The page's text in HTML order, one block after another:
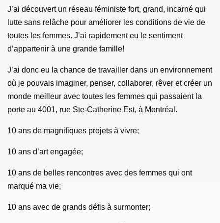
J’ai découvert un réseau féministe fort, grand, incarné qui
lutte sans relâche pour améliorer les conditions de vie de
toutes les femmes. J’ai rapidement eu le sentiment
d’appartenir à une grande famille!
J’ai donc eu la chance de travailler dans un environnement
où je pouvais imaginer, penser, collaborer, rêver et créer un
monde meilleur avec toutes les femmes qui passaient la
porte au 4001, rue Ste-Catherine Est, à Montréal.
10 ans de magnifiques projets à vivre;
10 ans d’art engagée;
10 ans de belles rencontres avec des femmes qui ont
marqué ma vie;
10 ans avec de grands défis à surmonter;